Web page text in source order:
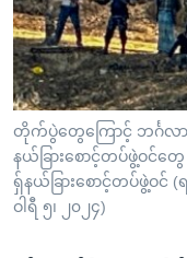
ညွန်း
စာမျက်နှာ
သို့
ကျော်
ကြည့်
ရန်
ရှာဖွေ
Learning English
ဗွီအိုအေ လူမှုကွန်ယက်မျာ
ဘာသာစကားများ
တိုက်ပွဲတွေကြောင့် ဘင်္ဂလ
နယ်ခြားစောင့်တပ်ဖွဲ့ဝင်တွ
ရှ်နယ်ခြားစောင့်တပ်ဖွဲ့ဝင် (
ဝါရီ ၅၊ ၂၀၂၄)